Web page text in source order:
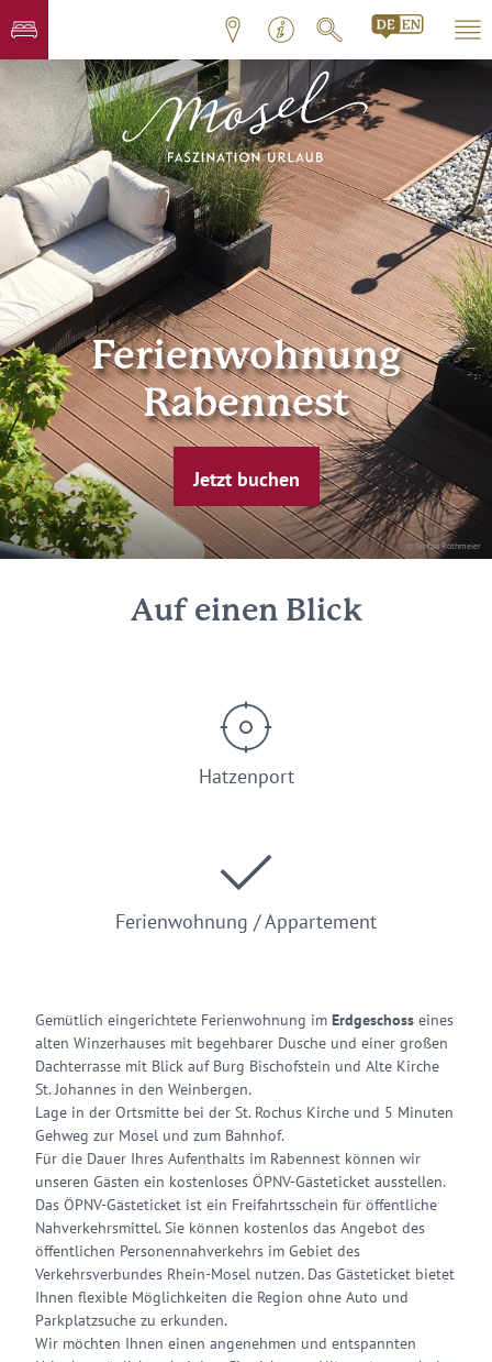
© Stefan Rothmeier
Ferienwohnung
Rabennest
Jetzt buchen
Auf einen Blick
Hatzenport
Ferienwohnung / Appartement
Gemütlich eingerichtete Ferienwohnung im Erdgeschoss eines
alten Winzerhauses mit begehbarer Dusche und einer großen
Dachterrasse mit Blick auf Burg Bischofstein und Alte Kirche
St. Johannes in den Weinbergen.
Lage in der Ortsmitte bei der St. Rochus Kirche und 5 Minuten
Gehweg zur Mosel und zum Bahnhof.
Für die Dauer Ihres Aufenthalts im Rabennest können wir
unseren Gästen ein kostenloses ÖPNV-Gästeticket ausstellen.
Das ÖPNV-Gästeticket ist ein Freifahrtsschein für öffentliche
Nahverkehrsmittel. Sie können kostenlos das Angebot des
öffentlichen Personennahverkehrs im Gebiet des
Verkehrsverbundes Rhein-Mosel nutzen. Das Gästeticket bietet
Ihnen flexible Möglichkeiten die Region ohne Auto und
Parkplatzsuche zu erkunden.
Wir möchten Ihnen einen angenehmen und entspannten